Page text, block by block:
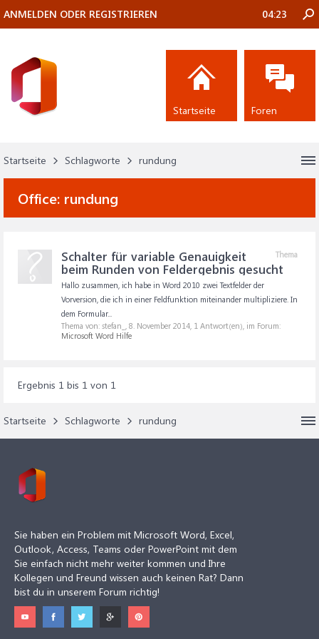
Startseite Schlagworte rundung
Office: rundung
Thema
Schalter für variable Genauigkeit
beim Runden von Feldergebnis gesucht
Hallo zusammen, ich habe in Word 2010 zwei Textfelder der
Vorversion, die ich in einer Feldfunktion miteinander multipliziere. In
dem Formular...
Thema von: stefan_, 8. November 2014, 1 Antwort(en), im Forum:
Microsoft Word Hilfe
Ergebnis 1 bis 1 von 1
Startseite Schlagworte rundung
ANMELDEN ODER REGISTRIEREN 04:23
Startseite Foren
Sie haben ein Problem mit Microsoft Word, Excel,
Outlook, Access, Teams oder PowerPoint mit dem
Sie einfach nicht mehr weiter kommen und Ihre
Kollegen und Freund wissen auch keinen Rat? Dann
bist du in unserem Forum richtig!